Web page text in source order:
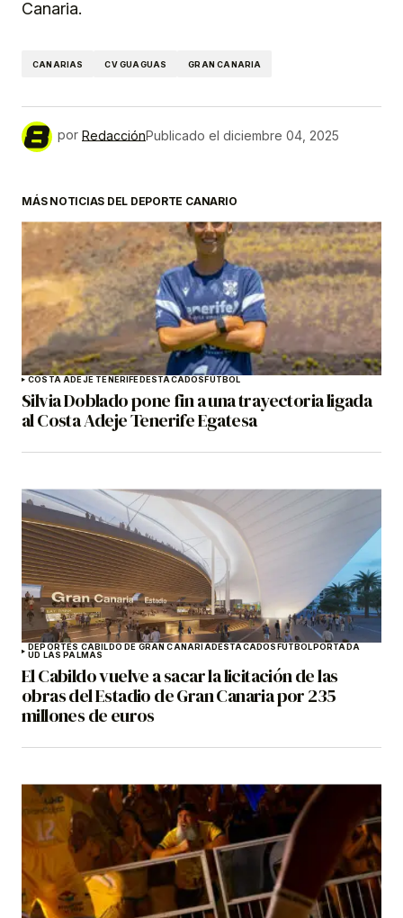
Canaria.
CANARIAS CV GUAGUAS GRAN CANARIA
por RedacciónPublicado el diciembre 04, 2025
MÁS NOTICIAS DEL DEPORTE CANARIO
COSTA ADEJE TENERIFE DESTACADOS FÚTBOL
Silvia Doblado pone fin a una trayectoria ligada
al Costa Adeje Tenerife Egatesa
DEPORTES CABILDO DE GRAN CANARIADESTACADOS FÚTBOL PORTADA
UD LAS PALMAS
El Cabildo vuelve a sacar la licitación de las
obras del Estadio de Gran Canaria por 235
millones de euros